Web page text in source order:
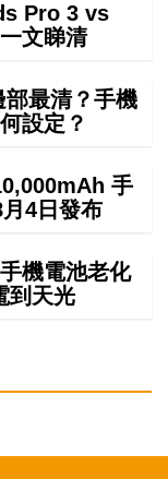
Pro 3 vs
文睇清
最清？手機
設定？
手
4日發布
機電池老化
到天光